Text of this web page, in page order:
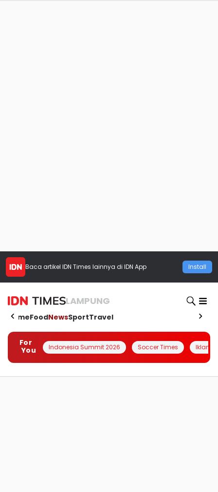
Baca artikel IDN Times lainnya di IDN App Install
LAMPUNG
HomeFoodNewsSportTravel
For
You
Indonesia Summit 2026 Soccer Times Iklanin